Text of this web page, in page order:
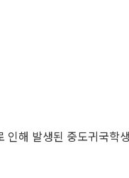
해 발생된 중도귀국